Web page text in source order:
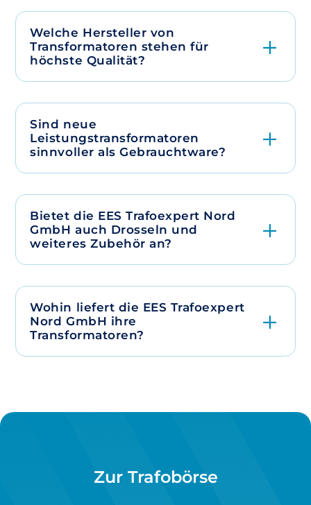
Welche Hersteller von
Transformatoren stehen für
höchste Qualität?
Sind neue
Leistungstransformatoren
sinnvoller als Gebrauchtware?
Bietet die EES Trafoexpert Nord
GmbH auch Drosseln und
weiteres Zubehör an?
Wohin liefert die EES Trafoexpert
Nord GmbH ihre
Transformatoren?
Zur Trafobörse